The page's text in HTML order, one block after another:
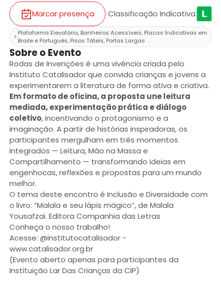
Marcar presença Classificação Indicativa:
Plataforma Elevatória, Banheiros Acessíveis, Placas Indicativas em
Braile e Português, Pisos Táteis, Portas Largas
Sobre o Evento
Rodas de Invenções é uma vivência criada pelo
Instituto Catalisador que convida crianças e jovens a
experimentarem a literatura de forma ativa e criativa.
Em formato de oficina, a proposta une leitura
mediada, experimentação prática e diálogo
coletivo, incentivando o protagonismo e a
imaginação. A partir de histórias inspiradoras, os
participantes mergulham em três momentos
integrados — Leitura, Mão na Massa e
Compartilhamento — transformando ideias em
engenhocas, reflexões e propostas para um mundo
melhor.
O tema deste encontro é Inclusão e Diversidade com
o livro: “Malala e seu lápis mágico”, de Malala
Yousafzai. Editora Companhia das Letras
Conheça o nosso trabalho!
Acesse: @institutocatalisador -
www.catalisador.org.br
(Evento aberto apenas para participantes da
Instituição Lar Das Crianças da CIP)